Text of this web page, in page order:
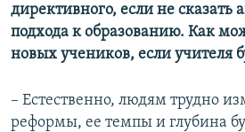
директивного, если не сказать
подхода к образованию. Как
новых учеников, если учителя
– Естественно, людям трудно
реформы, ее темпы и глубина